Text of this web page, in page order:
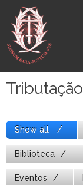
para
conteúdo
Tributação
Show all
Biblioteca
Eventos